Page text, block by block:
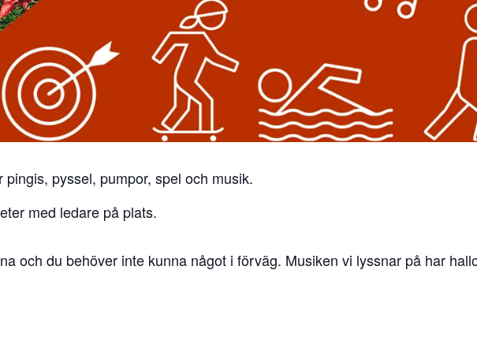
pyssel, pumpor, spel och musik.
med ledare på plats.
och du behöver inte kunna något i förväg. Musiken vi lyssnar på har